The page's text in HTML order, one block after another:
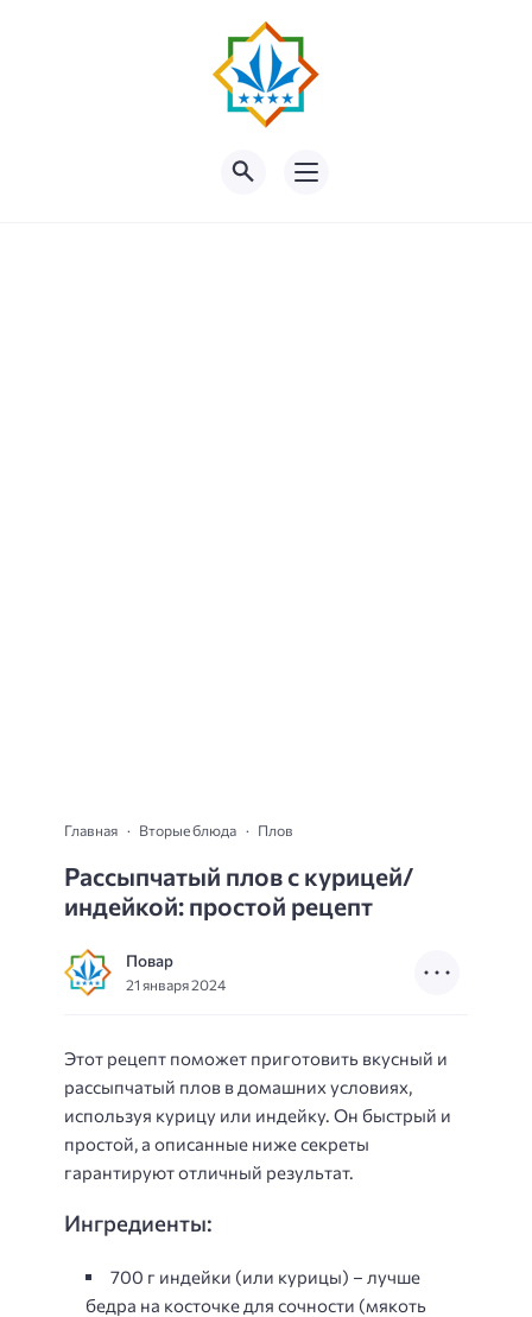
Главная Вторые блюда Плов
Рассыпчатый плов с курицей/
индейкой: простой рецепт
Повар
21 января 2024
Этот рецепт поможет приготовить вкусный и
рассыпчатый плов в домашних условиях,
используя курицу или индейку. Он быстрый и
простой, а описанные ниже секреты
гарантируют отличный результат.
Ингредиенты:
700 г индейки (или курицы) – лучше
бедра на косточке для сочности (мякоть